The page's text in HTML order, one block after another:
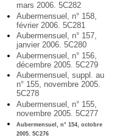
mars 2006. 5C282
Aubermensuel, n° 158,
février 2006. 5C281
Aubermensuel, n° 157,
janvier 2006. 5C280
Aubermensuel, n° 156,
décembre 2005. 5C279
Aubermensuel, suppl. au
n° 155, novembre 2005.
5C278
Aubermensuel, n° 155,
novembre 2005. 5C277
Aubermensuel, n° 154, octobre
2005. 5C276